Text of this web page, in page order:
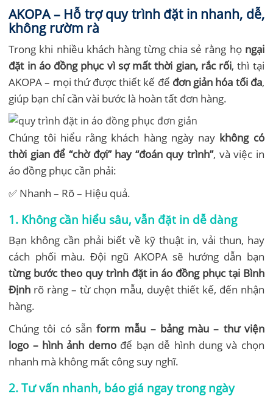
AKOPA – Hỗ trợ quy trình đặt in nhanh, dễ,
không rườm rà
Trong khi nhiều khách hàng từng chia sẻ rằng họ ngại
đặt in áo đồng phục vì sợ mất thời gian, rắc rối, thì tại
AKOPA – mọi thứ được thiết kế để đơn giản hóa tối đa,
giúp bạn chỉ cần vài bước là hoàn tất đơn hàng.
Chúng tôi hiểu rằng khách hàng ngày nay không có
thời gian để “chờ đợi” hay “đoán quy trình”, và việc in
áo đồng phục cần phải:
✅ Nhanh – Rõ – Hiệu quả.
1. Không cần hiểu sâu, vẫn đặt in dễ dàng
Bạn không cần phải biết về kỹ thuật in, vải thun, hay
cách phối màu. Đội ngũ AKOPA sẽ hướng dẫn bạn
từng bước theo quy trình đặt in áo đồng phục tại Bình
Định rõ ràng – từ chọn mẫu, duyệt thiết kế, đến nhận
hàng.
Chúng tôi có sẵnform mẫu – bảng màu – thư viện
logo – hình ảnh demođể bạn dễ hình dung và chọn
nhanh mà không mất công suy nghĩ.
2. Tư vấn nhanh, báo giá ngay trong ngày